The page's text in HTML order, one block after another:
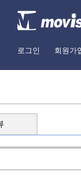
로그인 회원가